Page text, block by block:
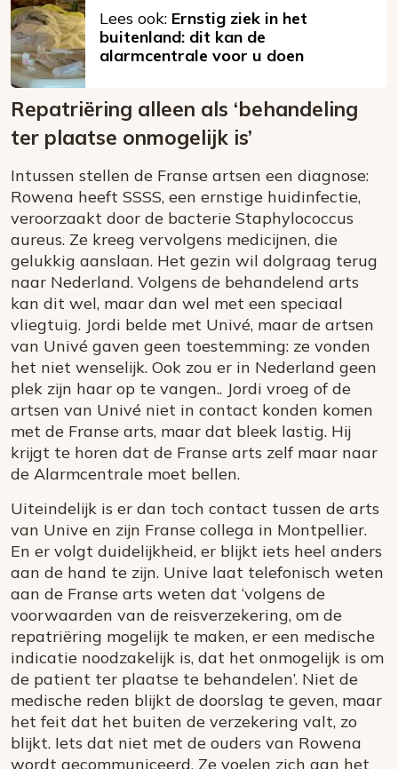
Lees ook: Ernstig ziek in het
buitenland: dit kan de
alarmcentrale voor u doen
Repatriëring alleen als ‘behandeling
ter plaatse onmogelijk is’
Intussen stellen de Franse artsen een diagnose:
Rowena heeft SSSS, een ernstige huidinfectie,
veroorzaakt door de bacterie Staphylococcus
aureus. Ze kreeg vervolgens medicijnen, die
gelukkig aanslaan. Het gezin wil dolgraag terug
naar Nederland. Volgens de behandelend arts
kan dit wel, maar dan wel met een speciaal
vliegtuig. Jordi belde met Univé, maar de artsen
van Univé gaven geen toestemming: ze vonden
het niet wenselijk. Ook zou er in Nederland geen
plek zijn haar op te vangen.. Jordi vroeg of de
artsen van Univé niet in contact konden komen
met de Franse arts, maar dat bleek lastig. Hij
krijgt te horen dat de Franse arts zelf maar naar
de Alarmcentrale moet bellen.
Uiteindelijk is er dan toch contact tussen de arts
van Unive en zijn Franse collega in Montpellier.
En er volgt duidelijkheid, er blijkt iets heel anders
aan de hand te zijn. Unive laat telefonisch weten
aan de Franse arts weten dat ‘volgens de
voorwaarden van de reisverzekering, om de
repatriëring mogelijk te maken, er een medische
indicatie noodzakelijk is, dat het onmogelijk is om
de patient ter plaatse te behandelen’. Niet de
medische reden blijkt de doorslag te geven, maar
het feit dat het buiten de verzekering valt, zo
blijkt. Iets dat niet met de ouders van Rowena
wordt gecommuniceerd. Ze voelen zich aan het